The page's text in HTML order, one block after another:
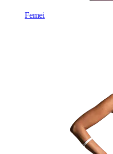
Femei